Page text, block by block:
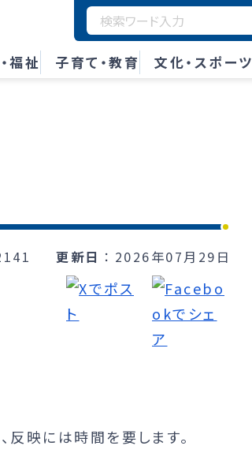
福祉 子育て・教育 文化・スポーツ
更新日 2026年07月29日
反映には時間を要します。